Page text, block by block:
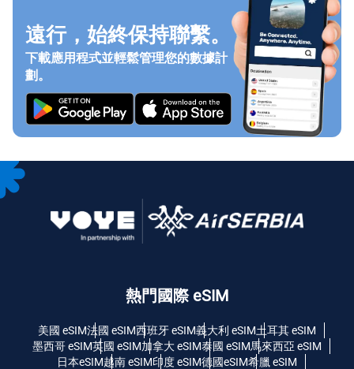
遠行，始終保持聯繫。
下載應用程式並輕鬆管理您的數據計
劃。
熱門國際 eSIM
美國 eSIM法國 eSIM西班牙 eSIM義大利 eSIM土耳其 eSIM
墨西哥 eSIM英國 eSIM加拿大 eSIM泰國 eSIM馬來西亞 eSIM
日本eSIM越南 eSIM印度 eSIM德國eSIM希臘 eSIM